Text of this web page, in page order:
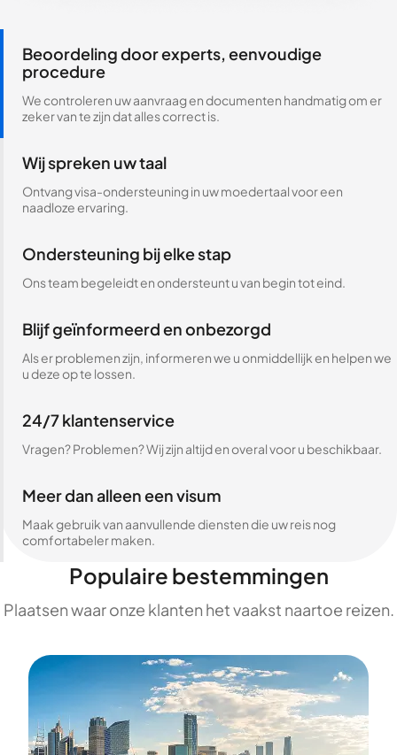
Beoordeling door experts, eenvoudige
procedure
We controleren uw aanvraag en documenten handmatig om er
zeker van te zijn dat alles correct is.
Wij spreken uw taal
Ontvang visa-ondersteuning in uw moedertaal voor een
naadloze ervaring.
Ondersteuning bij elke stap
Ons team begeleidt en ondersteunt u van begin tot eind.
Blijf geïnformeerd en onbezorgd
Als er problemen zijn, informeren we u onmiddellijk en helpen we
u deze op te lossen.
24/7 klantenservice
Vragen? Problemen? Wij zijn altijd en overal voor u beschikbaar.
Meer dan alleen een visum
Maak gebruik van aanvullende diensten die uw reis nog
comfortabeler maken.
Populaire bestemmingen
Plaatsen waar onze klanten het vaakst naartoe reizen.